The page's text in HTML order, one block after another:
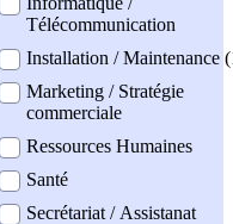
Télécommunication
Installation / Maintenance
Marketing / Stratégie
commerciale
Ressources Humaines
Santé
Secrétariat / Assistanat